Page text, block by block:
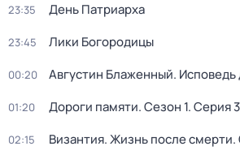
23:35 День Патриарха
23:45 Лики Богородицы
00:20 Августин Блаженный.
01:20 Дороги памяти. Сезон 1. Серия
02:15 Византия. Жизнь после смерти.